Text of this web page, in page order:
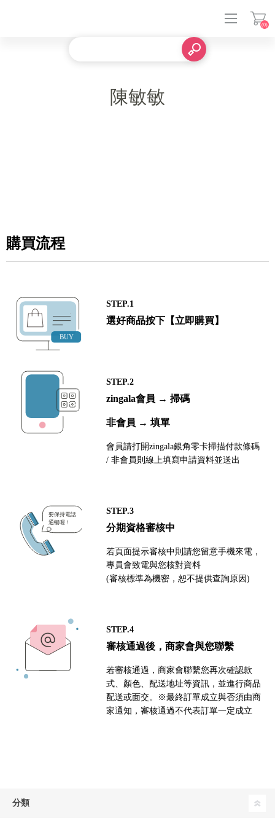
(0)
陳敏敏
購買流程
STEP.1
選好商品按下【立即購買】
STEP.2
zingala會員 → 掃碼
非會員 → 填單
會員請打開zingala銀角零卡掃描付款條碼
/ 非會員則線上填寫申請資料並送出
STEP.3
分期資格審核中
若頁面提示審核中則請您留意手機來電，
專員會致電與您核對資料
(審核標準為機密，恕不提供查詢原因)
STEP.4
審核通過後，商家會與您聯繫
若審核通過，商家會聯繫您再次確認款
式、顏色、配送地址等資訊，並進行商品
配送或面交。※最終訂單成立與否須由商
家通知，審核通過不代表訂單一定成立
分類